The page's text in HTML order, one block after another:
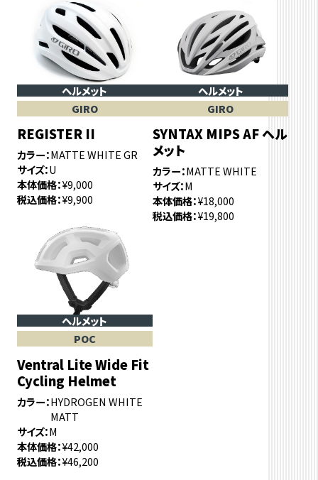
ヘルメット
GIRO
REGISTER II
カラー MATTE WHITE GR
サイズ U
本体価格 ¥9,000
税込価格 ¥9,900
ヘルメット
GIRO
SYNTAX MIPS AF ヘル
メット
カラー MATTE WHITE
サイズ M
本体価格 ¥18,000
税込価格 ¥19,800
ヘルメット
POC
Ventral Lite Wide Fit
Cycling Helmet
カラー HYDROGEN WHITE
MATT
サイズ M
本体価格 ¥42,000
税込価格 ¥46,200